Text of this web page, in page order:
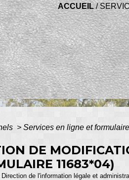
ACCUEIL/
> Services en ligne et
DE
11683*04)
de l'information légale et